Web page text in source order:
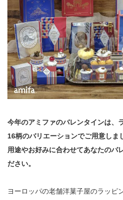
今年のアミファのバレンタインは、
16柄のバリエーションでご用意しま
用途やお好みに合わせてあなたのバ
ださい。
ヨーロッパの老舗洋菓子屋のラッピ